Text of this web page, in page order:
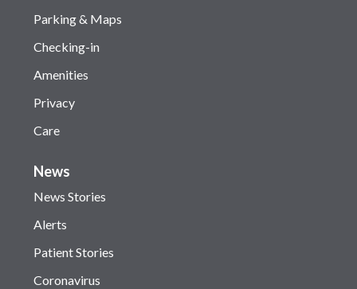
Parking & Maps
Checking-in
Amenities
Privacy
Care
News
News Stories
Alerts
Patient Stories
Coronavirus